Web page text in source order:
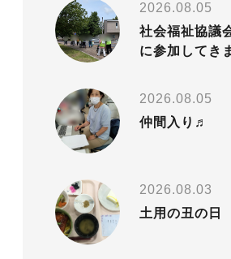
2026.08.05
社会福祉協議
に参加してき
2026.08.05
仲間入り♬
2026.08.03
土用の丑の日